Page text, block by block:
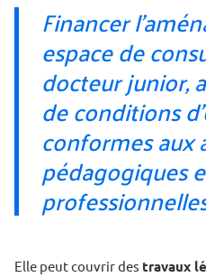
Financer
espace de
docteur junior,
de conditions
conformes aux
pédagogiques
Elle peut couvrir des travaux